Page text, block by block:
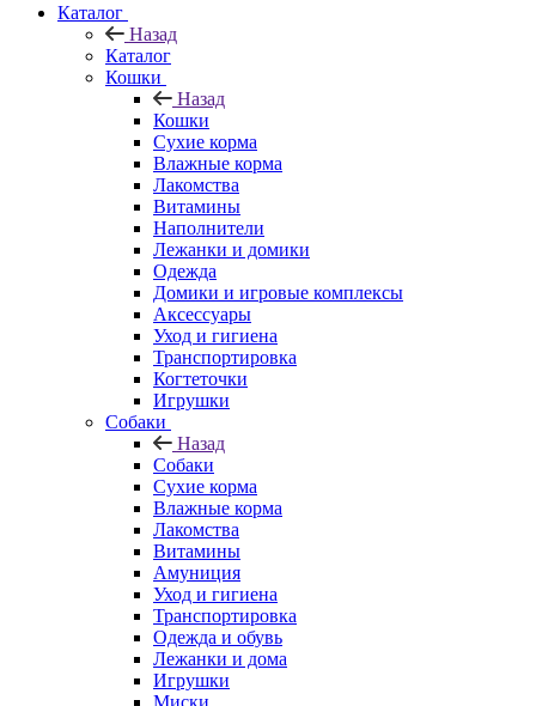
Каталог
Назад
Каталог
Кошки
Назад
Кошки
Сухие корма
Влажные корма
Лакомства
Витамины
Наполнители
Лежанки и домики
Одежда
Домики и игровые комплексы
Аксессуары
Уход и гигиена
Транспортировка
Когтеточки
Игрушки
Собаки
Назад
Собаки
Сухие корма
Влажные корма
Лакомства
Витамины
Амуниция
Уход и гигиена
Транспортировка
Одежда и обувь
Лежанки и дома
Игрушки
Миски